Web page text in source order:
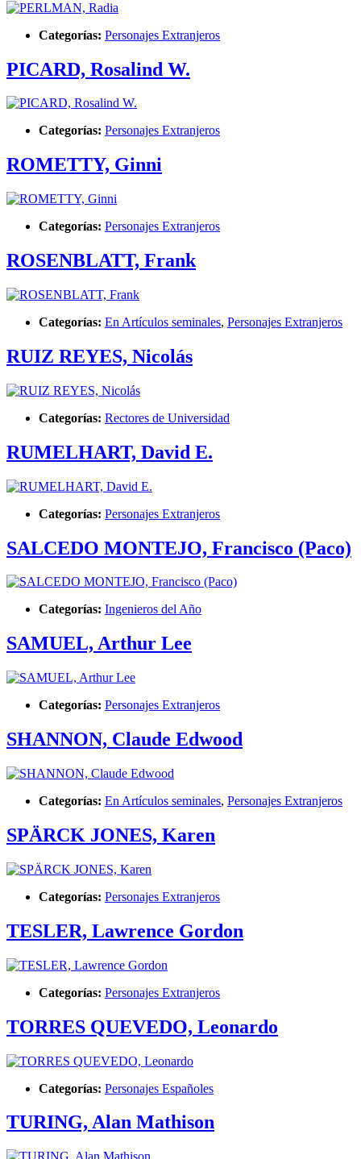
Categorías: Personajes Extranjeros
PICARD, Rosalind W.
Categorías: Personajes Extranjeros
ROMETTY, Ginni
Categorías: Personajes Extranjeros
ROSENBLATT, Frank
Categorías: En Artículos seminales, Personajes Extranjeros
RUIZ REYES, Nicolás
Categorías: Rectores de Universidad
RUMELHART, David E.
Categorías: Personajes Extranjeros
SALCEDO MONTEJO, Francisco (Paco)
Categorías: Ingenieros del Año
SAMUEL, Arthur Lee
Categorías: Personajes Extranjeros
SHANNON, Claude Edwood
Categorías: En Artículos seminales, Personajes Extranjeros
SPÄRCK JONES, Karen
Categorías: Personajes Extranjeros
TESLER, Lawrence Gordon
Categorías: Personajes Extranjeros
TORRES QUEVEDO, Leonardo
Categorías: Personajes Españoles
TURING, Alan Mathison